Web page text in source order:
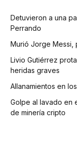
Detuvieron a una
Perrando
Murió Jorge Messi,
Livio Gutiérrez
heridas graves
Allanamientos en
Golpe al lavado en
de minería cripto